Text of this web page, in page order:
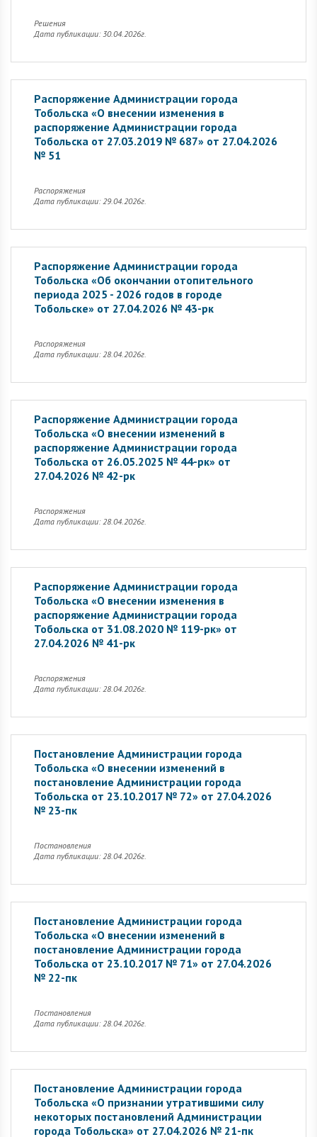
Решения
Дата публикации: 30.04.2026г.
Распоряжение Администрации города
Тобольска «О внесении изменения в
распоряжение Администрации города
Тобольска от 27.03.2019 № 687» от 27.04.2026
№ 51
Распоряжения
Дата публикации: 29.04.2026г.
Распоряжение Администрации города
Тобольска «Об окончании отопительного
периода 2025 - 2026 годов в городе
Тобольске» от 27.04.2026 № 43-рк
Распоряжения
Дата публикации: 28.04.2026г.
Распоряжение Администрации города
Тобольска «О внесении изменений в
распоряжение Администрации города
Тобольска от 26.05.2025 № 44-рк» от
27.04.2026 № 42-рк
Распоряжения
Дата публикации: 28.04.2026г.
Распоряжение Администрации города
Тобольска «О внесении изменения в
распоряжение Администрации города
Тобольска от 31.08.2020 № 119-рк» от
27.04.2026 № 41-рк
Распоряжения
Дата публикации: 28.04.2026г.
Постановление Администрации города
Тобольска «О внесении изменений в
постановление Администрации города
Тобольска от 23.10.2017 № 72» от 27.04.2026
№ 23-пк
Постановления
Дата публикации: 28.04.2026г.
Постановление Администрации города
Тобольска «О внесении изменений в
постановление Администрации города
Тобольска от 23.10.2017 № 71» от 27.04.2026
№ 22-пк
Постановления
Дата публикации: 28.04.2026г.
Постановление Администрации города
Тобольска «О признании утратившими силу
некоторых постановлений Администрации
города Тобольска» от 27.04.2026 № 21-пк